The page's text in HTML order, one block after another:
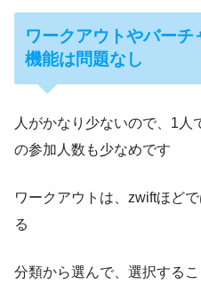
ワークアウトやバー
機能は問題なし
人がかなり少ないので、1人
の参加人数も少なめです
ワークアウトは、zwiftほど
る
分類から選んで、選択する